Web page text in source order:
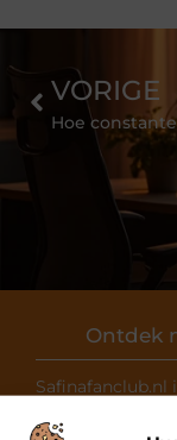
Ontdek
Safinafanclub.nl
VORIGE